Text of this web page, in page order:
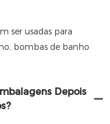
ser usadas para
bombas de banho
Depois